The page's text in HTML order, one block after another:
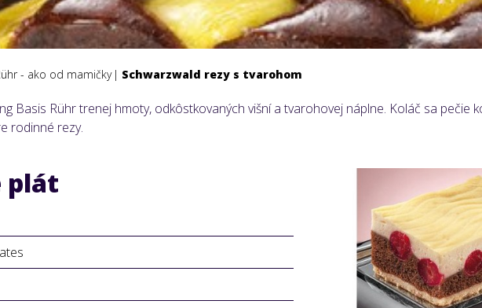
- ako od mamičky Schwarzwald rezy s tvarohom
Basis Rühr trenej hmoty, odkôstkovaných višní a tvarohovej náplne. Koláč sa pečie
rodinné rezy.
plát